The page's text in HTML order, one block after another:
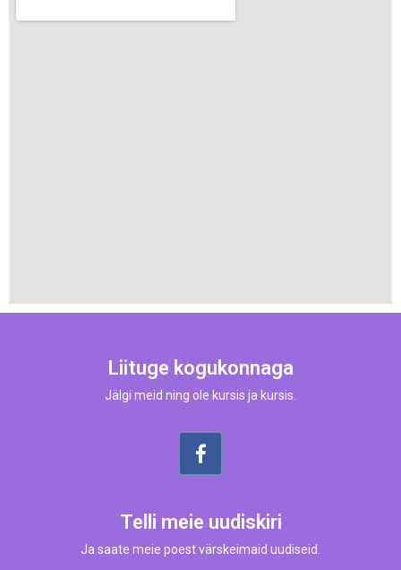
Liituge kogukonnaga
Jälgi meid ning ole kursis ja kursis.
Telli meie uudiskiri
Ja saate meie poest värskeimaid uudiseid.